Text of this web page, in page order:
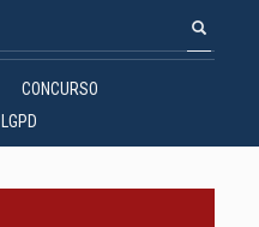
CONCURSO
LGPD